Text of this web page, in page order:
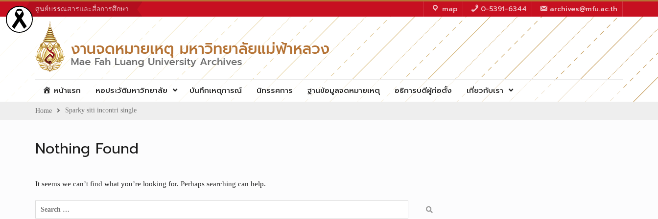
to
content
ศูนย์บรรณสารและสื่อการศึกษา map 0-5391-6344 archives@mfu.ac.th
หน้าแรก หอประวัติมหาวิทยาลัย บันทึกเหตุการณ์ นิทรรศการ ฐานข้อมูลจดหมายเหตุ อธิการบดีผู้ก่อตั้ง เกี่ยวกับเรา
Home Sparky siti incontri single
Nothing Found
It seems we can’t find what you’re looking for. Perhaps searching can help.
Search
for: